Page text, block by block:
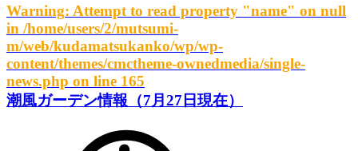
Warning: Attempt to read property "name" on null
in /home/users/2/mutsumi-
m/web/kudamatsukanko/wp/wp-
content/themes/cmctheme-ownedmedia/single-
news.php on line 165
潮風ガーデン情報（7月27日現在）